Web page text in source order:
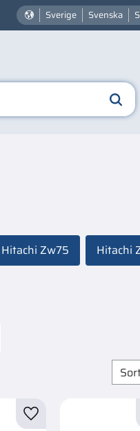
Sverige Svenska
Hitachi Zw75 Hitachi
Välj
Lägg till i favoriter